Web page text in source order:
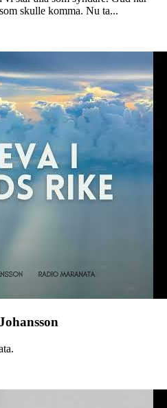
skulle komma. Nu ta...